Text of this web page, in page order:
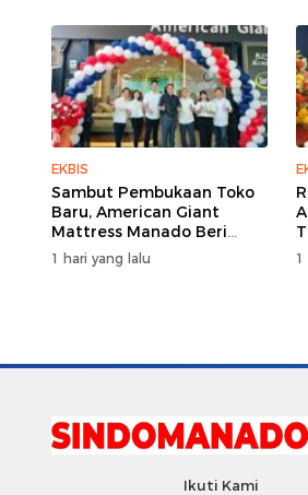
EKBIS
Sambut Pembukaan Toko
Baru, American Giant
Mattress Manado Beri
Promo Hemat Jutaan
Rupiah
1 hari yang lalu 1
Ikuti Kami